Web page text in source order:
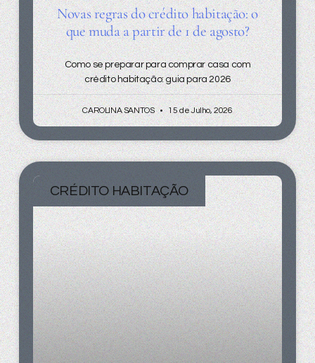
Novas regras do crédito habitação: o
que muda a partir de 1 de agosto?
Como se preparar para comprar casa com
crédito habitação: guia para 2026
CAROLINA SANTOS 15 de Julho, 2026
CRÉDITO HABITAÇÃO